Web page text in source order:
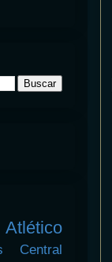
Atlético
Central